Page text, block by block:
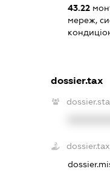
43.22
мереж,
dossier.tax